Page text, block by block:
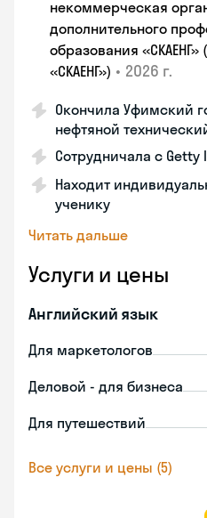
некоммерческая
дополнительного
образования «СКАЕНГ»
«СКАЕНГ») • 2026 г.
Окончила Уфимский
нефтяной
Сотрудничала с
Находит
ученику
Читать дальше
Услуги и цены
Английский язык
Для маркетологов
Деловой - для бизнеса
Для путешествий
Все услуги и цены (5)